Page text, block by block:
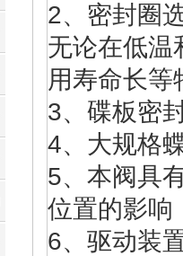
2、密封圈
无论在低温
用寿命长等
3、碟板密
4、大规格
5、本阀具
位置的影响
6、驱动装